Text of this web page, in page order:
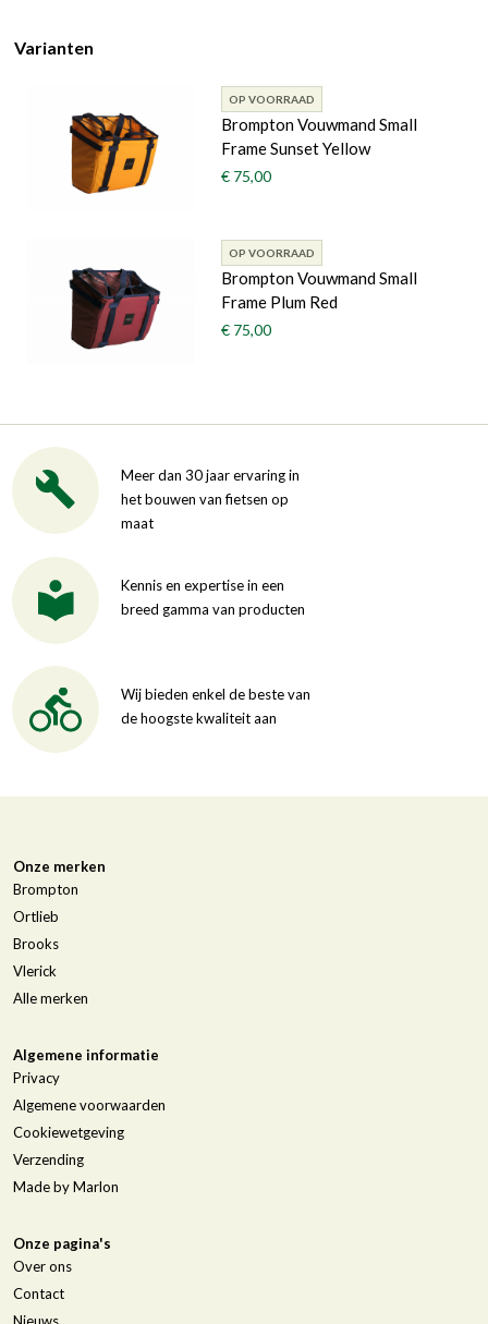
Varianten
OP VOORRAAD
Brompton Vouwmand Small
Frame Sunset Yellow
€ 75,00
OP VOORRAAD
Brompton Vouwmand Small
Frame Plum Red
€ 75,00
Meer dan 30 jaar ervaring in
het bouwen van fietsen op
maat
Kennis en expertise in een
breed gamma van producten
Wij bieden enkel de beste van
de hoogste kwaliteit aan
Onze merken
Brompton
Ortlieb
Brooks
Vlerick
Alle merken
Algemene informatie
Privacy
Algemene voorwaarden
Cookiewetgeving
Verzending
Made by Marlon
Onze pagina's
Over ons
Contact